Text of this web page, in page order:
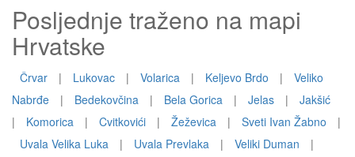
Posljednje traženo na mapi
Hrvatske
Črvar | Lukovac | Volarica | Keljevo Brdo |
Veliko
Nabrđe
| Bedekovčina | Bela Gorica | Jelas |
Jakšić
|
Komorica | Cvitkovići | Žeževica | Sveti Ivan Žabno
|
Uvala Velika Luka
| Uvala Prevlaka | Veliki Duman
|